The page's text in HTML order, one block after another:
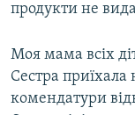
продукти не
Моя мама всіх
Сестра приїхала
комендатури